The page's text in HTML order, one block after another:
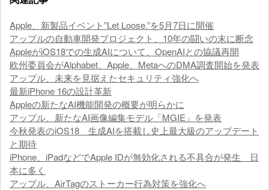
Apple、新製品イベント”Let Loose.”を5月7日に開催
アップルの自動車開発プロジェクト、10年の闘いの末に断念
AppleがiOS18での生成AIについて、OpenAIとの協議再開
欧州委員会がAlphabet、Apple、MetaへのDMA調査開始を発表
アップル、未来を見据えたセキュリティ強化へ
最新iPhone 16の設計革新
Appleの新たなAI機能開発の概要が明らかに
アップル、新たなAI画像編集モデル「MGIE」を発表
今秋発表のiOS18 生成AIを搭載し史上最大級のアップデート
と期待
iPhone、iPadなどでApple IDが無効化される不具合が発生 日
本に多く
アップル、AirTagのストーカー行為対策を強化へ